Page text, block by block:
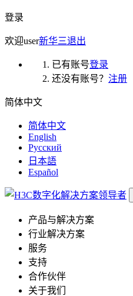
登录
欢迎user新华三退出
已有账号登录
还没有账号？ 注册
简体中文
简体中文
English
Русский
日本語
Español
产品与解决方案
行业解决方案
服务
支持
合作伙伴
关于我们